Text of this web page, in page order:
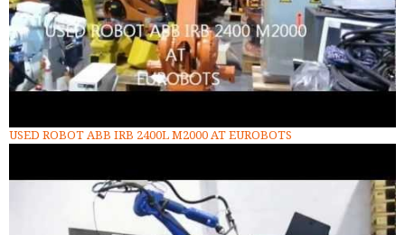
USED ROBOT ABB IRB 2400L M2000 AT EUROBOTS